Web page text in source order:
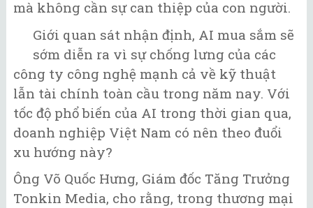
mà không cần sự can thiệp của con người.
Giới quan sát nhận định, AI mua sắm sẽ
sớm diễn ra vì sự chống lưng của các
công ty công nghệ mạnh cả về kỹ thuật
lẫn tài chính toàn cầu trong năm nay. Với
tốc độ phổ biến của AI trong thời gian qua,
doanh nghiệp Việt Nam có nên theo đuổi
xu hướng này?
Ông Võ Quốc Hưng, Giám đốc Tăng Trưởng
Tonkin Media, cho rằng, trong thương mại